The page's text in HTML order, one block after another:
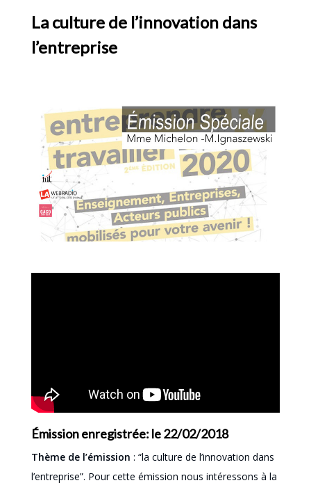
La culture de l’innovation dans
l’entreprise
Émission enregistrée: le 22/02/2018
Thème de l’émission : “la culture de l’innovation dans
l’entreprise”. Pour cette émission nous intéressons à la